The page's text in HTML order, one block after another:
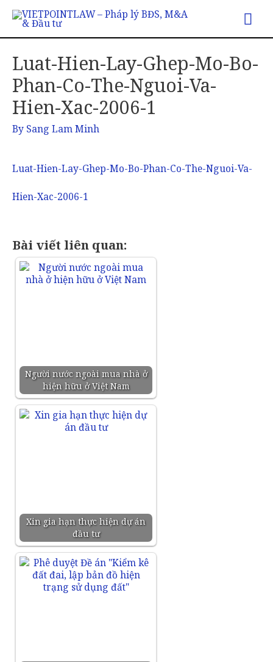
Luat-Hien-Lay-Ghep-Mo-Bo-
Phan-Co-The-Nguoi-Va-
Hien-Xac-2006-1
By Sang Lam Minh
Luat-Hien-Lay-Ghep-Mo-Bo-Phan-Co-The-Nguoi-Va-
Hien-Xac-2006-1
Bài viết liên quan:
Người nước ngoài mua nhà ở
hiện hữu ở Việt Nam
Xin gia hạn thực hiện dự án
đầu tư